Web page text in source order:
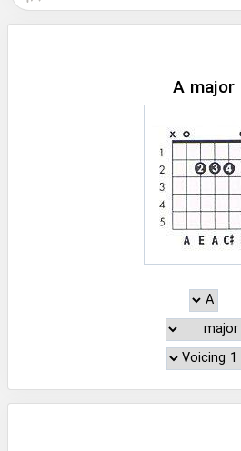
A major